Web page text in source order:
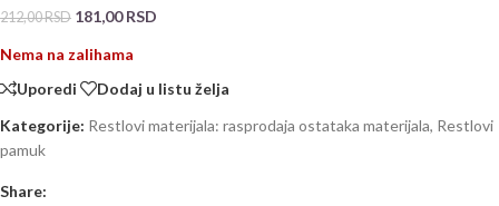
212,00RSD 181,00RSD
Nema na zalihama
Uporedi
Dodaj u listu želja
Kategorije: Restlovi materijala: rasprodaja ostataka materijala, Restlovi
pamuk
Share: